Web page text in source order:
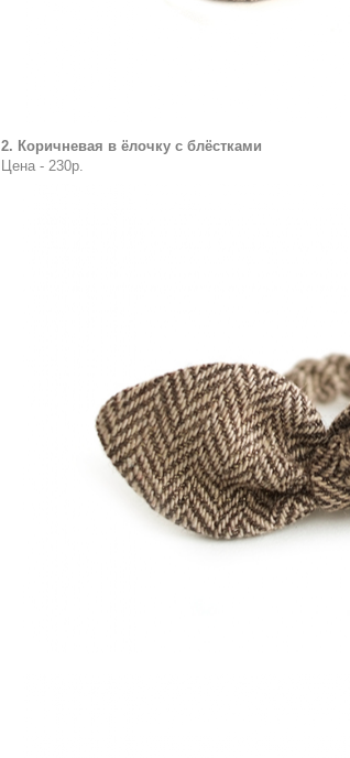
2. Коричневая в ёлочку с блёстками
Цена - 230р.